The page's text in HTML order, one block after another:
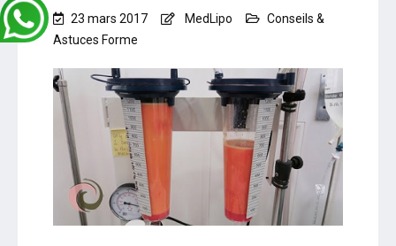
23 mars 2017 MedLipo
Conseils &
Astuces Forme